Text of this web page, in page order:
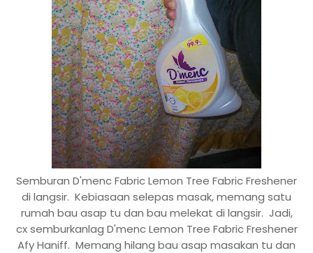
Semburan D'menc Fabric Lemon Tree Fabric Freshener
di langsir. Kebiasaan selepas masak, memang satu
rumah bau asap tu dan bau melekat di langsir. Jadi,
cx semburkanlag D'menc Lemon Tree Fabric Freshener
Afy Haniff. Memang hilang bau asap masakan tu dan